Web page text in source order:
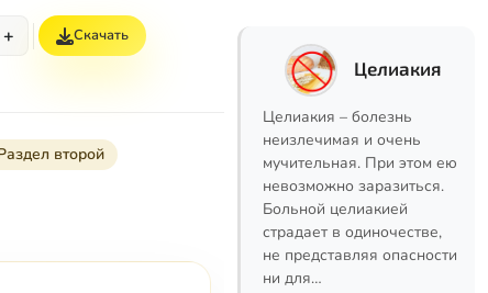
+ Скачать
второй
Целиакия
Целиакия – болезнь
неизлечимая и очень
мучительная. При этом ею
невозможно заразиться.
Больной целиакией
страдает в одиночестве,
не представляя опасности
ни для…